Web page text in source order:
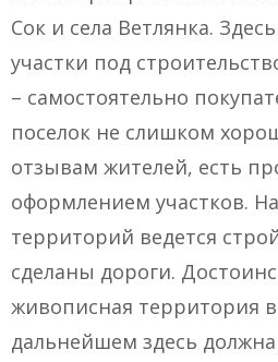
Сок и села Ветлянка.
участки под
– самостоятельно
поселок не слишком
отзывам жителей, есть
оформлением участков.
территорий ведется
сделаны дороги.
живописная территория
дальнейшем здесь